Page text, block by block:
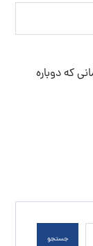
که دوباره
جستجو